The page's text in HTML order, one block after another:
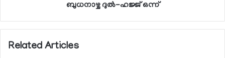
ബുധനാഴ്ച ദുല്‍-ഹജ്ജ് ഒന്ന്
Related Articles